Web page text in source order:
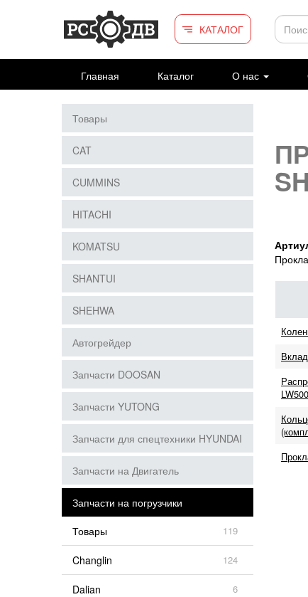
Перейти к основному содержанию
КАТАЛОГ
Главная Каталог О нас
Товары
CAT
CUMMINS
HITACHI
KOMATSU
SHANTUI
SHEHWA
Автогрейдер
Запчасти DOOSAN
Запчасти YUTONG
Запчасти для спецтехники HYUNDAI
Запчасти на Двигатель
Запчасти на погрузчики
Товары
119
Changlin 124
Dalian 6